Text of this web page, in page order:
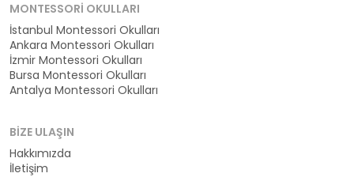
MONTESSORI OKULLARI
İstanbul Montessori Okulları
Ankara Montessori Okulları
İzmir Montessori Okulları
Bursa Montessori Okulları
Antalya Montessori Okulları
BIZE ULAŞIN
Hakkımızda
İletişim